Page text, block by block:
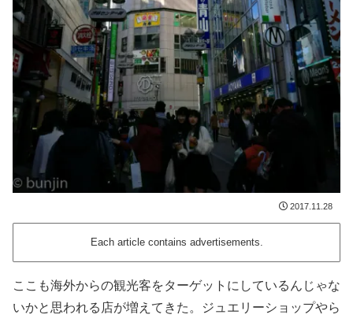
2017.11.28
Each article contains advertisements.
ここも海外からの観光客をターゲットにしているんじゃな
いかと思われる店が増えてきた。ジュエリーショップやら